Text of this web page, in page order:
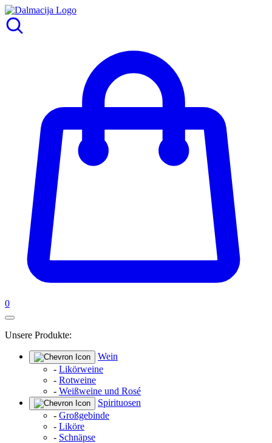
0
Unsere Produkte:
Wein
- Likörweine
- Rotweine
- Weißweine und Rosé
Spirituosen
- Großgebinde
- Liköre
- Schnäpse